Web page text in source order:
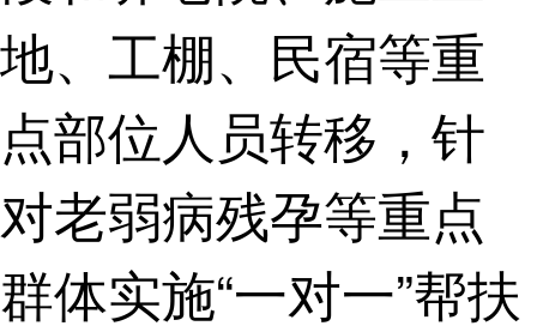
地、工棚、民宿等重
点部位人员转移，针
对老弱病残孕等重点
群体实施“一对一”帮扶